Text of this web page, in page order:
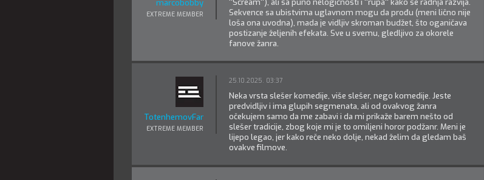
marcobobby
EXTREME MEMBER
''Scream''), ali sa puno nelogičnosti i ''rupa'' kako se radnja razvija.
Sekvence sa ubistvima uglavnom mogu da prođu (meni lično nije
loša ona uvodna), mada je vidljiv skroman budžet, što oganičava
postizanje željenih efekata. Sve u svemu, gledljivo za okorele
fanove žanra.
TotenhemovFanatik
EXTREME MEMBER
25.10.2025. 03:37
Neka vrsta slešer komedije, više slešer, nego komedije. Jeste
predvidljiv i ima glupih segmenata, ali od ovakvog žanra
očekujem samo da me zabavi i da mi prikaže barem nešto od
slešer tradicije, zbog koje mi je to omiljeni horor podžanr. Meni je
lijepo legao, jer kako reče neko dolje, nekad želim da gledam baš
ovakve filmove.